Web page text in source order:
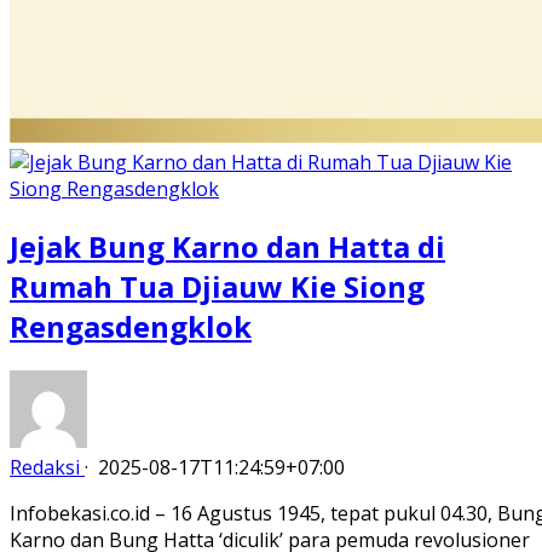
Jejak Bung Karno dan Hatta di
Rumah Tua Djiauw Kie Siong
Rengasdengklok
Redaksi · 2025-08-17T11:24:59+07:00
Infobekasi.co.id – 16 Agustus 1945, tepat pukul 04.30,
Karno dan Bung Hatta ‘diculik’ para pemuda revolusioner